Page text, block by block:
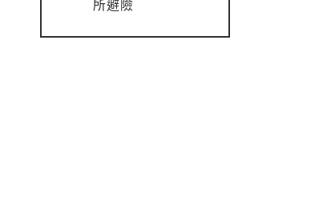
所避險